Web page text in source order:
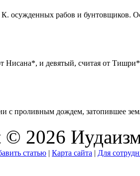
осужденных рабов и бунтовщиков.
Нисана*, и девятый, считая от
с проливным дождем, затопившее
© 2026
статью | Карта сайта | Для